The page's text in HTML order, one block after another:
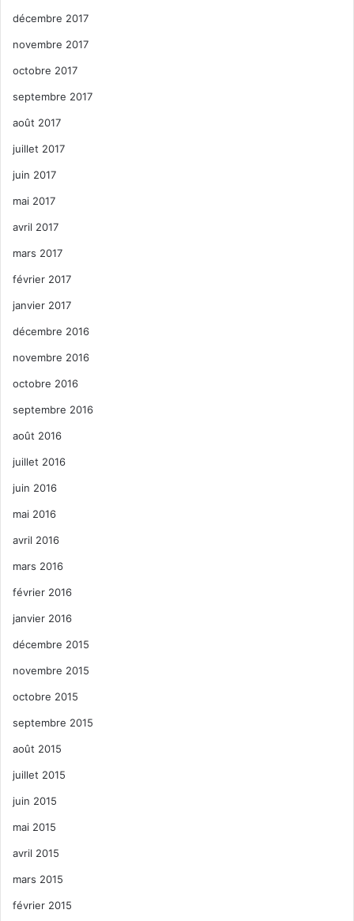
décembre 2017
novembre 2017
octobre 2017
septembre 2017
août 2017
juillet 2017
juin 2017
mai 2017
avril 2017
mars 2017
février 2017
janvier 2017
décembre 2016
novembre 2016
octobre 2016
septembre 2016
août 2016
juillet 2016
juin 2016
mai 2016
avril 2016
mars 2016
février 2016
janvier 2016
décembre 2015
novembre 2015
octobre 2015
septembre 2015
août 2015
juillet 2015
juin 2015
mai 2015
avril 2015
mars 2015
février 2015